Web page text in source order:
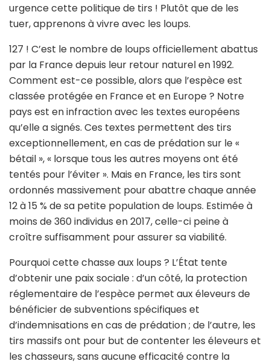
urgence cette politique de tirs ! Plutôt que de les
tuer, apprenons à vivre avec les loups.
127 ! C’est le nombre de loups officiellement abattus
par la France depuis leur retour naturel en 1992.
Comment est-ce possible, alors que l’espèce est
classée protégée en France et en Europe ? Notre
pays est en infraction avec les textes européens
qu’elle a signés. Ces textes permettent des tirs
exceptionnellement, en cas de prédation sur le «
bétail », « lorsque tous les autres moyens ont été
tentés pour l’éviter ». Mais en France, les tirs sont
ordonnés massivement pour abattre chaque année
12 à 15 % de sa petite population de loups. Estimée à
moins de 360 individus en 2017, celle-ci peine à
croître suffisamment pour assurer sa viabilité.
Pourquoi cette chasse aux loups ? L’État tente
d’obtenir une paix sociale : d’un côté, la protection
réglementaire de l’espèce permet aux éleveurs de
bénéficier de subventions spécifiques et
d’indemnisations en cas de prédation ; de l’autre, les
tirs massifs ont pour but de contenter les éleveurs et
les chasseurs, sans aucune efficacité contre la